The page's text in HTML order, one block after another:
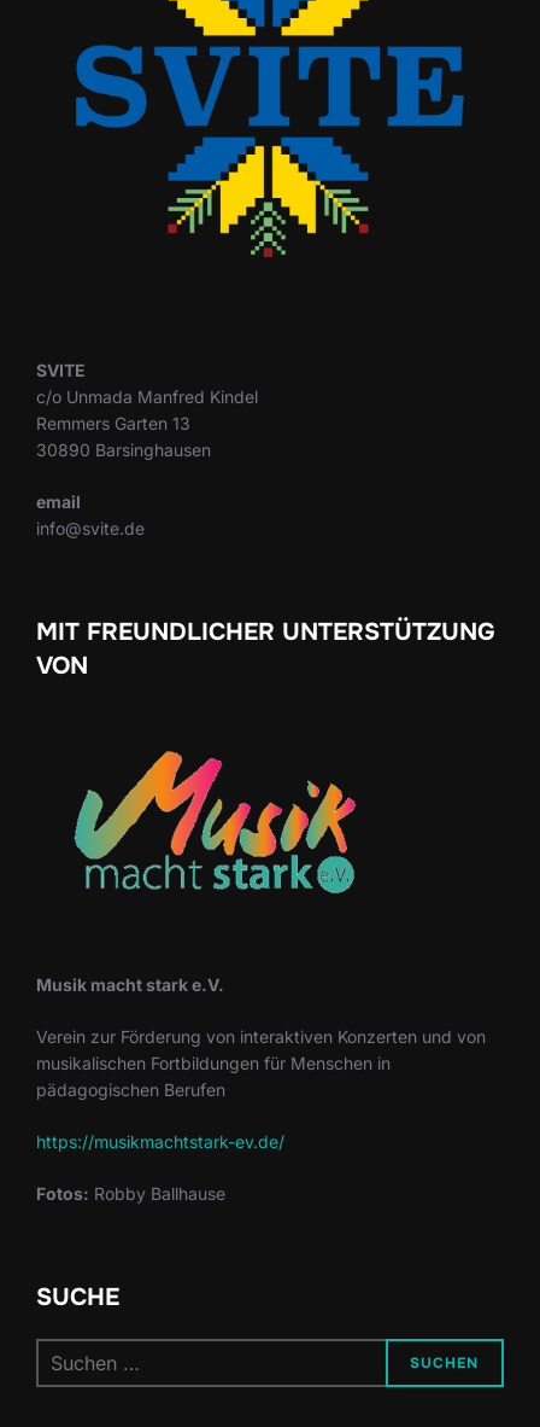
SVITE
c/o Unmada Manfred Kindel
Remmers Garten 13
30890 Barsinghausen
email
info@svite.de
MIT FREUNDLICHER UNTERSTÜTZUNG
VON
Musik macht stark e.V.
Verein zur Förderung von interaktiven Konzerten und von
musikalischen Fortbildungen für Menschen in
pädagogischen Berufen
https://musikmachtstark-ev.de/
Fotos: Robby Ballhause
SUCHE
nach:
SUCHEN